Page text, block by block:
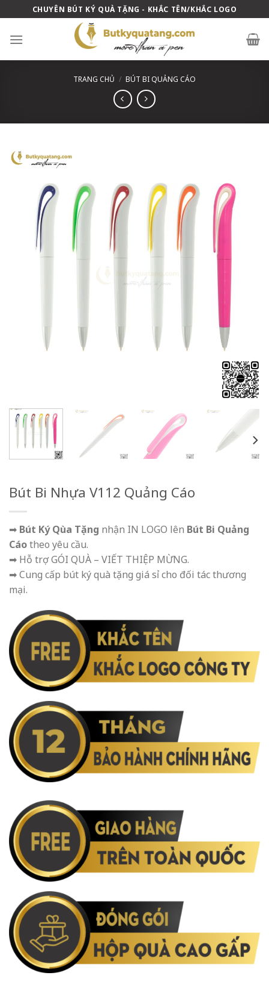
to
content
CHUYÊN BÚT KÝ QUÀ TẶNG - KHẮC TÊN/KHẮC LOGO
TRANG CHỦ / BÚT BI QUẢNG CÁO
Bút Bi Nhựa V112 Quảng Cáo
➡ Bút Ký Qùa Tặng nhận IN LOGO lên Bút Bi Quảng
Cáotheo yêu cầu.
➡ Hỗ trợ GÓI QUÀ – VIẾT THIỆP MỪNG.
➡ Cung cấp bút ký quà tặng giá sỉ cho đối tác thương
mại.